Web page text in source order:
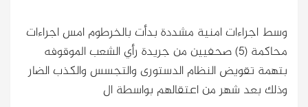
وسط اجراءات امنية مشددة بدأت بالخرطوم امس اجراءات
محاكمة (5) صحفيين من جريدة رأي الشعب الموقوفه
بتهمة تقويض النظام الدستورى والتجسس والكذب الضار
وذلك بعد شهر من اعتقالهم بواسطة ال